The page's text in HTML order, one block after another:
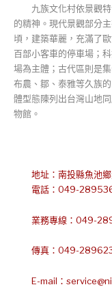
九族文化村依景觀特
的精神。現代景觀部分
頃，建築華麗，充滿了
百部小客車的停車場；
場為主體；古代區則是
布農、鄒、泰雅等久族
體型態陳列出台灣山地
物館。
地址：南投縣魚池鄉
電話：049-
業務專線：049-
傳真：049-
E-mail：